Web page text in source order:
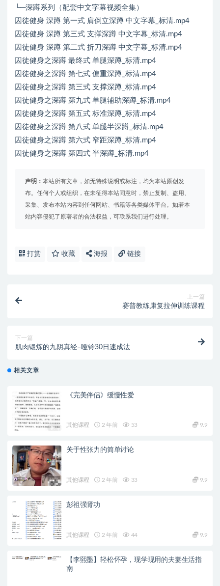
└─深蹲系列（配套中文字幕视频全集）
囚徒健身 深蹲 第一式 肩倒立深蹲 中文字幕_标清.mp4
囚徒健身 深蹲 第三式 支撑深蹲 中文字幕_标清.mp4
囚徒健身 深蹲 第二式 折刀深蹲 中文字幕_标清.mp4
囚徒健身之深蹲 最终式 单腿深蹲_标清.mp4
囚徒健身之深蹲 第七式 偏重深蹲_标清.mp4
囚徒健身之深蹲 第三式 支撑深蹲_标清.mp4
囚徒健身之深蹲 第九式 单腿辅助深蹲_标清.mp4
囚徒健身之深蹲 第五式 标准深蹲_标清.mp4
囚徒健身之深蹲 第八式 单腿半深蹲_标清.mp4
囚徒健身之深蹲 第六式 窄距深蹲_标清.mp4
囚徒健身之深蹲 第四式 半深蹲_标清.mp4
声明： 本站所有文章，如无特殊说明或标注，均为本站原创发
布。任何个人或组织，在未征得本站同意时，禁止复制、盗用、
采集、发布本站内容到任何网站、书籍等各类媒体平台。如若本
站内容侵犯了原著者的合法权益，可联系我们进行处理。
打赏 收藏 海报 链接
上一篇
赛普教练康复拉伸训练课程
下一篇
肌肉锻炼的九阴真经–哑铃30日速成法
相关文章
《完美伴侣》缓慢性爱
其他课程 2 年前 53 9.9
关于性张力的简单讨论
其他课程 2 年前 33 9.9
彭祖强肾功
其他课程 2 年前 44 9.9
【李熙墨】轻松怀孕，现学现用的夫妻生活指
南